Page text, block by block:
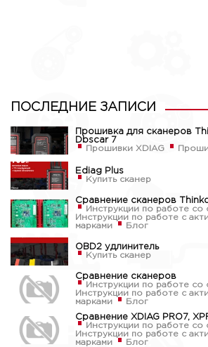
ПОСЛЕДНИЕ ЗАПИСИ
Прошивка для сканеров
Dbscar 7
Прошивки XDIAG
Ediag Plus
Купить сканер
Сравнение сканеров
Инструкции по работе со
Инструкции по работе с
марками
Блог
OBD2 удлинитель
Купить сканер
Сравнение сканеров
Инструкции по работе со
Инструкции по работе с
марками
Блог
Сравнение XDIAG PRO7,
Инструкции по работе со
Инструкции по работе с
марками
Блог